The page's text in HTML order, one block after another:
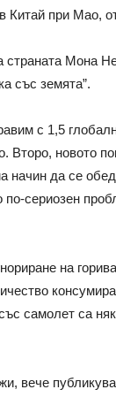
Китай при Мао,
страната Мона
със земята”.
с 1,5
Второ, новото
начин да се
по-сериозен
на
самолет са
вече